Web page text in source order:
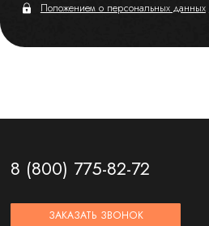
Положением о персональных данных
8 (800) 775-82-72
ЗАКАЗАТЬ ЗВОНОК